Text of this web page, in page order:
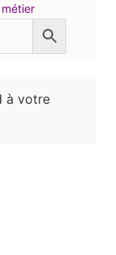
à votre